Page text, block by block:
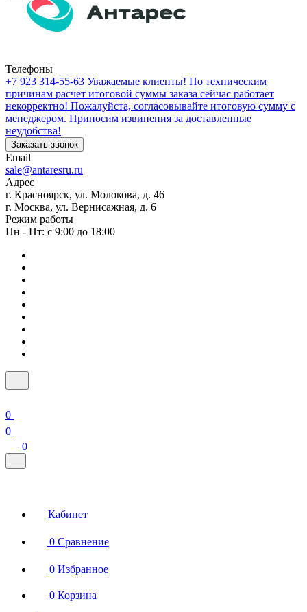
Телефоны
+7 923 314-55-63 Уважаемые клиенты! По техническим
причинам расчет итоговой суммы заказа сейчас работает
некорректно! Пожалуйста, согласовывайте итоговую сумму с
менеджером. Приносим извинения за доставленные
неудобства!
Заказать звонок
Email
sale@antaresru.ru
Адрес
г. Красноярск, ул. Молокова, д. 46
г. Москва, ул. Вернисажная, д. 6
Режим работы
Пн - Пт: с 9:00 до 18:00
0
0
0
Кабинет
0 Сравнение
0 Избранное
0 Корзина